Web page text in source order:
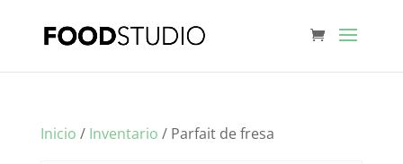
Inicio / Inventario / Parfait de fresa